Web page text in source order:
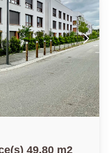
vient
la proximité des
atout indéniable.
sa disposition
rare sur le
En cours.
49.80 m2